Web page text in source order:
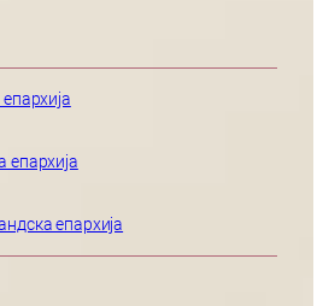
епархија
епархија